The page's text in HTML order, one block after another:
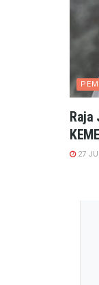
Raja
27